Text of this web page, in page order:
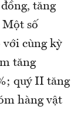
tăng
Một số
với cùng kỳ
tăng
quý II tăng
hàng vật